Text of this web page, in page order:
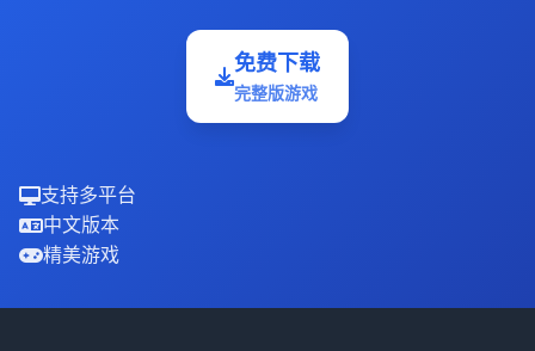
免费下载
完整版游戏
支持多平台
中文版本
精美游戏